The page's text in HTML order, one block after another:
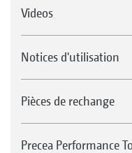
Videos
Notices d'utilisation
Pièces de rechange
Precea Performance